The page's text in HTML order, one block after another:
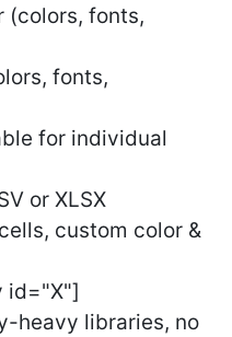
(colors, fonts,
fonts,
for individual
or XLSX
custom color &
id="X"]
heavy libraries, no